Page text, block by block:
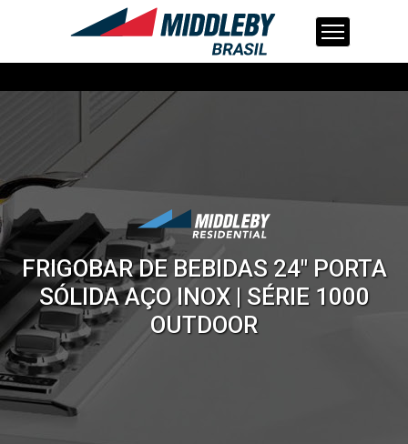
FRIGOBAR DE BEBIDAS 24" PORTA
SÓLIDA AÇO INOX | SÉRIE 1000
OUTDOOR